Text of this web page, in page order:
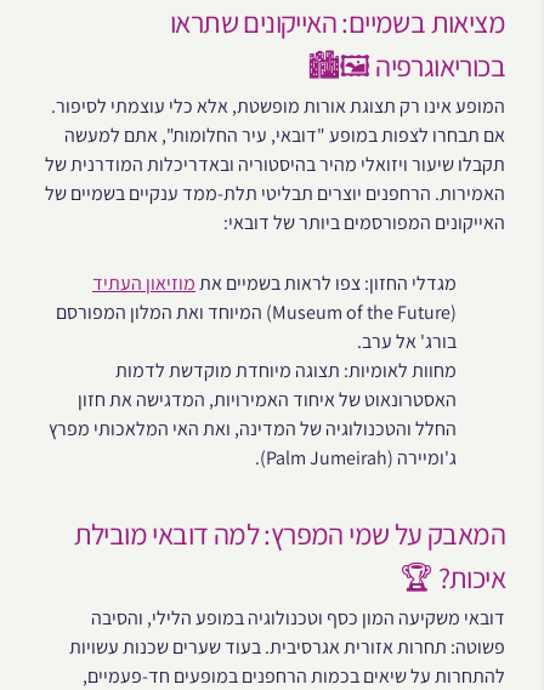
מציאות בשמיים: האייקונים שתראו
בכוריאוגרפיה 🖼️🏙️
המופע אינו רק תצוגת אורות מופשטת, אלא כלי עוצמתי לסיפור.
אם תבחרו לצפות במופע "דובאי, עיר החלומות", אתם למעשה
תקבלו שיעור ויזואלי מהיר בהיסטוריה ובאדריכלות המודרנית של
האמירות. הרחפנים יוצרים תבליטי תלת-ממד ענקיים בשמיים של
האייקונים המפורסמים ביותר של דובאי:
מגדלי החזון: צפו לראות בשמיים אתמוזיאון העתיד
(Museum of the Future) המיוחד ואת המלון המפורסם
בורג' אל ערב.
מחוות לאומיות: תצוגה מיוחדת מוקדשת לדמות
האסטרונאוט של איחוד האמירויות, המדגישה את חזון
החלל והטכנולוגיה של המדינה, ואת האי המלאכותי מפרץ
ג'ומיירה (Palm Jumeirah).
המאבק על שמי המפרץ: למה דובאי מובילת
איכות? 🏆
דובאי משקיעה המון כסף וטכנולוגיה במופע הלילי, והסיבה
פשוטה: תחרות אזורית אגרסיבית. בעוד שערים שכנות עשויות
להתחרות על שיאים בכמות הרחפנים במופעים חד-פעמיים,